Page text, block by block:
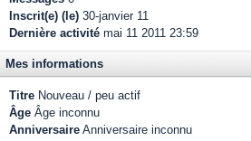
Inscrit(e) (le) 30-janvier 11
Dernière activité mai 11 2011 23:59
Mes informations
Titre Nouveau / peu actif
Âge Âge inconnu
Anniversaire Anniversaire inconnu